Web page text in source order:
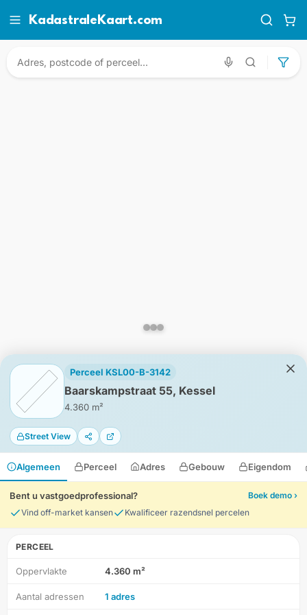
KadastraleKaart.com
Perceel KSL00-B-3142
Baarskampstraat 55, Kessel
4.360 m²
Street View
Algemeen Perceel Adres Gebouw Eigendom
Bent u vastgoedprofessional?
Boek demo ›
Vind off-market kansen
Kwalificeer razendsnel percelen
PERCEEL
Oppervlakte 4.360 m²
Aantal adressen 1 adres